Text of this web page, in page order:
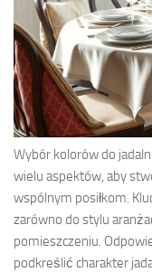
Wybór kolorów do
wielu aspektów, aby
wspólnym posiłkom.
zarówno do stylu
pomieszczeniu.
podkreślić charakter